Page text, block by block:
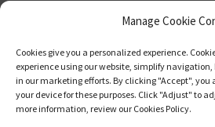
© Copyright - 2010-2024 : Tous droits
siteTrans-Recherche
Manage Cookie
Cookies give you a personalized experience.
experience using our website, simplify navigation,
in our marketing efforts. By clicking "Accept", you
your device for these purposes. Click "Adjust" to
more information, review our Cookies Policy.